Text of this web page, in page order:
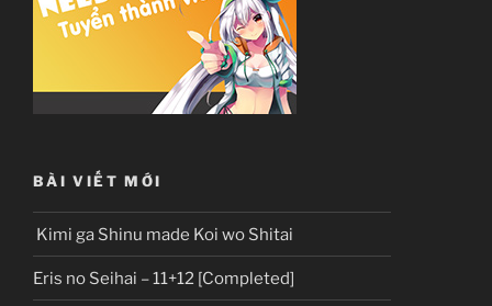
BÀI VIẾT MỚI
Kimi ga Shinu made Koi wo Shitai
Eris no Seihai – 11+12 [Completed]